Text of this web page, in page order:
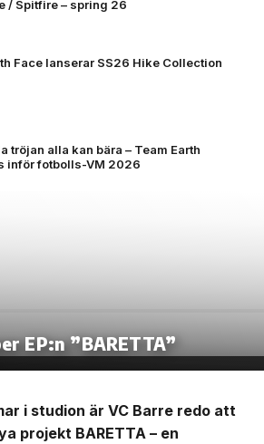
/ Spitfire – spring 26
Face lanserar SS26 Hike Collection
tröjan alla kan bära – Team Earth
inför fotbolls-VM 2026
EP:n ”BARETTA”
i studion är VC Barre redo att
projekt BARETTA – en